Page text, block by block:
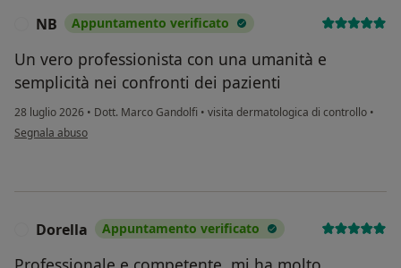
NB Appuntamento verificato
Un vero professionista con una umanità e
semplicità nei confronti dei pazienti
28 luglio 2026 • Dott. Marco Gandolfi • visita dermatologica di controllo •
secondo l'opinione dell'utente NB
Segnala abuso
Dorella Appuntamento verificato